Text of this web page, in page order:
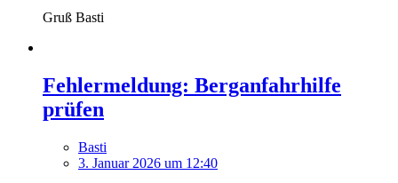
Gruß Basti
Fehlermeldung: Berganfahrhilfe
prüfen
Basti
3. Januar 2026 um 12:40